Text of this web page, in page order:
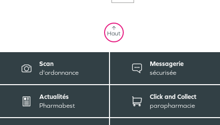
Haut
Scan
d'ordonnance
Messagerie
sécurisée
Actualités
Pharmabest
Click and Collect
parapharmacie